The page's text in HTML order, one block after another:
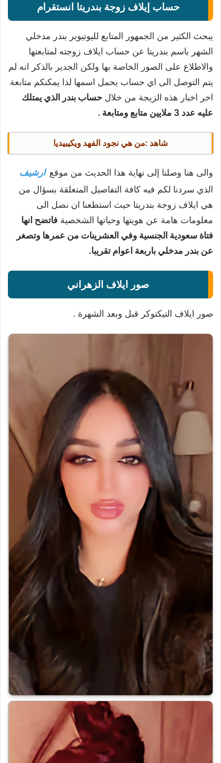
حساب إيلاف زوجة بندريتا انستقرام
يبحث الكثير من الجمهور المتابع لليوتيوبر بندر مدخلي
الشهر باسم بندريتا عن حساب ايلاف زوجته لمتابعتها
والاطلاع على الصور الخاصة بها ولكن الجدير بالذكر انه لم
يتم التوصل الى اي حساب يحمل اسمها لذا يمكنكم متابعة
اخر اخبار هذه الزيجة من خلال حساب بندر الذي يمتلك
عليه عدد 3 ملايين متابع ومتابعة .
شاهد :من هي نجود الفهد ويكيبيديا
والى هنا وصلنا إلى نهاية هذا الحديث من موقع ارشيف
الذي سردنا لكم فيه كافة التفاصيل المتعلقة بسؤال من
هي ايلاف زوجة بندريتا حيث استطعنا ان نصل الى
معلومات هامة عن هويتها وحياتها الشخصية فاتضح انها
فتاة سعودية الجنسية وفي العشرينات من عمرها وتصغر
عن بندر مدخلي باربعة اعوام تقريبا.
صور ايلاف الزهراني
صور ايلاف التيكتوكر قبل وبعد الشهرة .